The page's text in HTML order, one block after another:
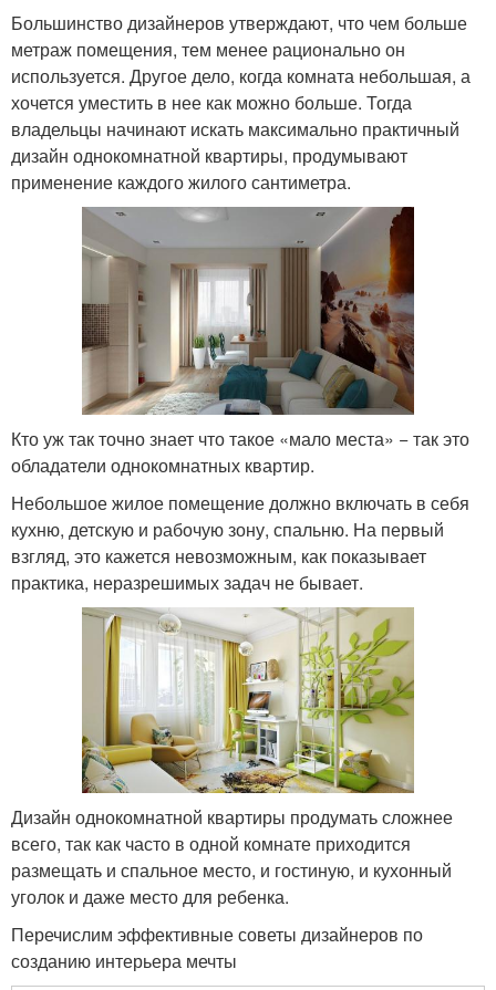
Большинство дизайнеров утверждают, что чем больше
метраж помещения, тем менее рационально он
используется. Другое дело, когда комната небольшая, а
хочется уместить в нее как можно больше. Тогда
владельцы начинают искать максимально практичный
дизайн однокомнатной квартиры, продумывают
применение каждого жилого сантиметра.
Кто уж так точно знает что такое «мало места» − так это
обладатели однокомнатных квартир.
Небольшое жилое помещение должно включать в себя
кухню, детскую и рабочую зону, спальню. На первый
взгляд, это кажется невозможным, как показывает
практика, неразрешимых задач не бывает.
Дизайн однокомнатной квартиры продумать сложнее
всего, так как часто в одной комнате приходится
размещать и спальное место, и гостиную, и кухонный
уголок и даже место для ребенка.
Перечислим эффективные советы дизайнеров по
созданию интерьера мечты